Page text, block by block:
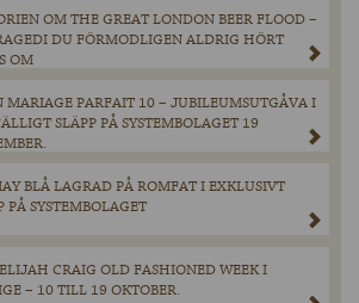
OM THE GREAT LONDON BEER FLOOD –
DU FÖRMODLIGEN ALDRIG HÖRT
OM
MARIAGE PARFAIT 10 – JUBILEUMSUTGÅVA I
SLÄPP PÅ SYSTEMBOLAGET 19
BLÅ LAGRAD PÅ ROMFAT I EXKLUSIVT
PÅ SYSTEMBOLAGET
CRAIG OLD FASHIONED WEEK I
– 10 TILL 19 OKTOBER.